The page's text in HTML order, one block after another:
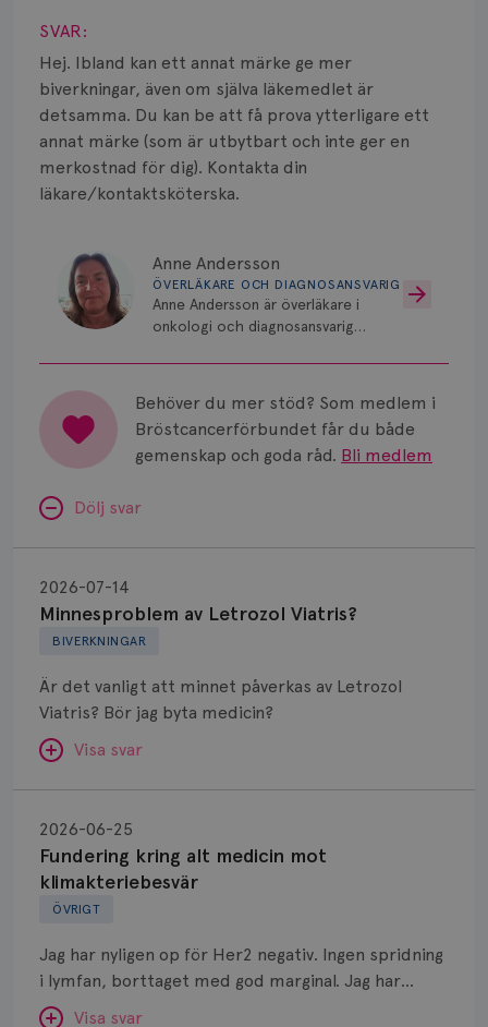
SVAR:
Hej. Ibland kan ett annat märke ge mer
biverkningar, även om själva läkemedlet är
detsamma. Du kan be att få prova ytterligare ett
annat märke (som är utbytbart och inte ger en
merkostnad för dig). Kontakta din
läkare/kontaktsköterska.
Anne Andersson
ÖVERLÄKARE OCH DIAGNOSANSVARIG
Anne Andersson är överläkare i
onkologi och diagnosansvarig
Universitetssjukhus i Umeå.
Behöver du mer stöd? Som medlem i
Bröstcancerförbundet får du både
gemenskap och goda råd. Bli medlem
Dölj svar
BIVERKNINGAR
Minnesproblem av Letrozol Viatris?
2026-07-14
Är det vanligt att minnet påverkas av Letrozol
Viatris? Bör jag byta medicin?
Visa svar
SVAR:
Hej. Oavsett vilken hormonsänkande behandling
(men även cytostatika) man får så kan en del
uppleva negativ påverkan på minnet. Prata din
märke eller annan aromatashämmare. Det kan ofta
vara bra att ha en paus först, för att se att
besvären blir bättre, men bäst är att prata med
Letrozol
Viatris?
ÖVRIGT
Fundering kring alt medicin mot
klimakteriebesvär
2026-06-25
Jag har nyligen op för Her2 negativ. Ingen spridning
i lymfan, borttaget med god marginal. Jag har
genomgått en 5 dagars strålning och är färdig
Visa svar
kring
medicin
Smärta
Prognos
Risker
Spridd bröstcancer
Vätska